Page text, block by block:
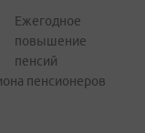
Ежегодное
повышение
пенсий
пенсионеров